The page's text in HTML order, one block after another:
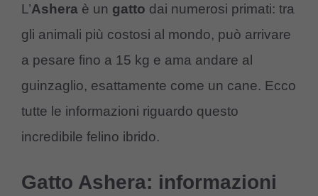
L’Ashera è un gatto dai numerosi primati: tra
gli animali più costosi al mondo, può arrivare
a pesare fino a 15 kg e ama andare al
guinzaglio, esattamente come un cane. Ecco
tutte le informazioni riguardo questo
incredibile felino ibrido.
Gatto Ashera: informazioni